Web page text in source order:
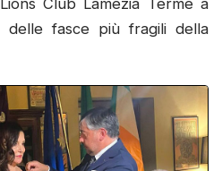
fasce più fragili della